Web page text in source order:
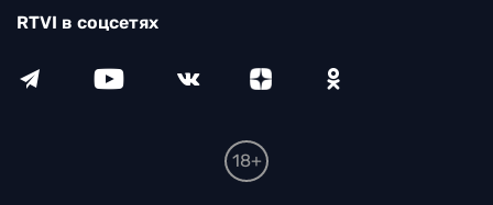
RTVI в соцсетях
18+